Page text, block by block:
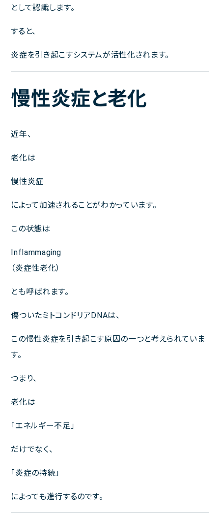
として認識します。
すると、
炎症を引き起こすシステムが活性化されます。
慢性炎症と老化
近年、
老化は
慢性炎症
によって加速されることがわかっています。
この状態は
Inflammaging
（炎症性老化）
とも呼ばれます。
傷ついたミトコンドリアDNAは、
この慢性炎症を引き起こす原因の一つと考えられていま
す。
つまり、
老化は
「エネルギー不足」
だけでなく、
「炎症の持続」
によっても進行するのです。